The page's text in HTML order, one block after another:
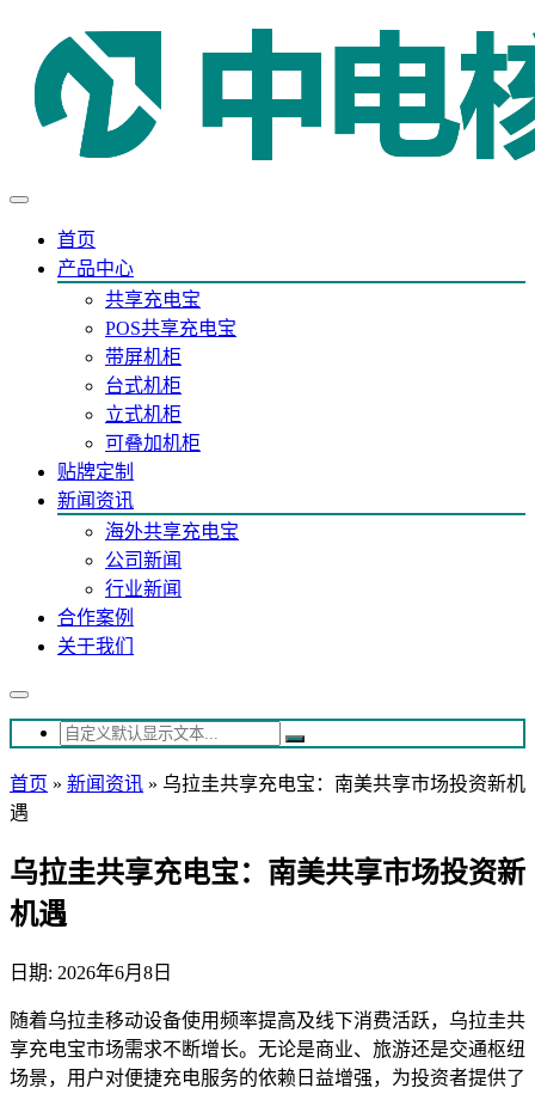
首页
产品中心
共享充电宝
POS共享充电宝
带屏机柜
台式机柜
立式机柜
可叠加机柜
贴牌定制
新闻资讯
海外共享充电宝
公司新闻
行业新闻
合作案例
关于我们
首页 » 新闻资讯 » 乌拉圭共享充电宝：南美共享市场投资新机
遇
乌拉圭共享充电宝：南美共享市场投资新
机遇
日期: 2026年6月8日
随着乌拉圭移动设备使用频率提高及线下消费活跃，乌拉圭共
享充电宝市场需求不断增长。无论是商业、旅游还是交通枢纽
场景，用户对便捷充电服务的依赖日益增强，为投资者提供了